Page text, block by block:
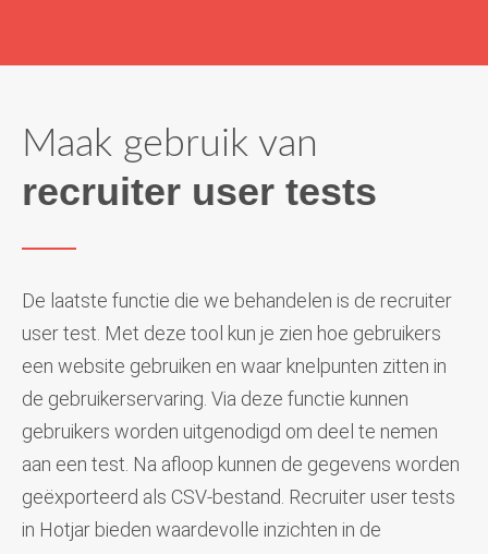
Maak gebruik van
recruiter user tests
De laatste functie die we behandelen is de recruiter
user test. Met deze tool kun je zien hoe gebruikers
een website gebruiken en waar knelpunten zitten in
de gebruikerservaring. Via deze functie kunnen
gebruikers worden uitgenodigd om deel te nemen
aan een test. Na afloop kunnen de gegevens worden
geëxporteerd als CSV-bestand. Recruiter user tests
in Hotjar bieden waardevolle inzichten in de